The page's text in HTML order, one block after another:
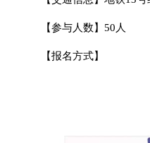
【参与人数】50人
【报名方式】